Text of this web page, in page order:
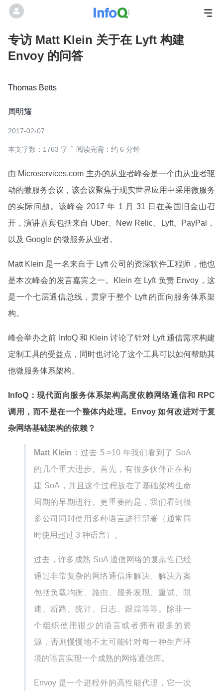
专访 Matt Klein 关于在 Lyft 构建
Envoy 的问答
Thomas Betts
周明耀
2017-02-07
本文字数：1763 字 阅读完需：约 6 分钟
由 Microservices.com 主办的从业者峰会是一个由从业者驱
动的微服务会议，该会议聚焦于现实世界应用中采用微服务
的实际问题。该峰会 2017 年 1 月 31 日在美国旧金山召
开，演讲嘉宾包括来自 Uber、New Relic、Lyft、PayPal，
以及 Google 的微服务从业者。
Matt Klein 是一名来自于 Lyft 公司的资深软件工程师，他也
是本次峰会的发言嘉宾之一。Klein 在 Lyft 负责 Envoy，这
是一个七层通信总线，贯穿于整个 Lyft 的面向服务体系架
构。
峰会举办之前 InfoQ 和 Klein 讨论了针对 Lyft 通信需求构建
定制工具的受益点，同时也讨论了这个工具可以如何帮助其
他微服务体系架构。
InfoQ：现代面向服务体系架构高度依赖网络通信和 RPC
调用，而不是在一个整体内处理。Envoy 如何改进对于复
杂网络基础架构的依赖？
Matt Klein： 过去 5->10 年我们看到了 SoA
的几个重大进步。首先，有很多伙伴正在构
建 SoA，并且这个过程放在了基础架构生命
周期的早期进行。更重要的是，我们看到很
多公司同时使用多种语言进行部署（通常同
时使用超过 3 种语言）。
过去，许多成熟 SoA 通信网络的复杂性已经
通过非常复杂的网络通信库解决。解决方案
包括负载均衡、路由、服务发现、重试、限
速、断路、统计、日志、跟踪等等。除非一
个组织使用很少的语言或者拥有很多的资
源，否则慢慢地不太可能针对每一种生产环
境的语言实现一个成熟的网络通信库。
Envoy 是一个进程外的高性能代理，它一次